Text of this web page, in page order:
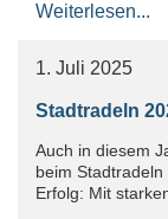
Weiterlesen...
1. Juli 2025
Stadtradeln
Auch in diesem
beim
Erfolg: Mit